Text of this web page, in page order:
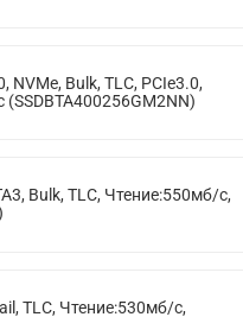
NVMe, Bulk, TLC, PCIe3.0,
Bulk, TLC, Чтение:550мб/с,
TLC, Чтение:530мб/с,